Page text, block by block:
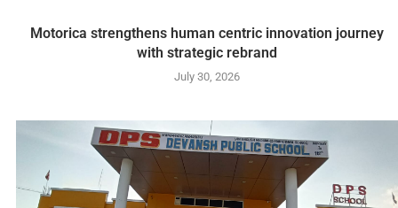
Motorica strengthens human centric innovation journey
with strategic rebrand
July 30, 2026